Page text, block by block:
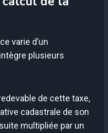
varie d’un
plusieurs
de cette taxe,
cadastrale de son
multipliée par un